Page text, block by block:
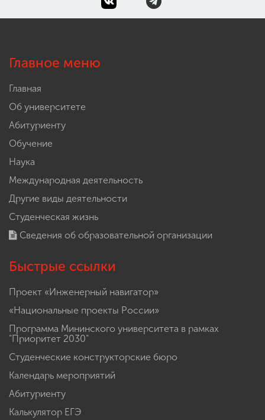
Главное меню
Главная
Об университете
Абитуриенту
Обучение
Наука
Международная деятельность
Другие виды деятельности
Студенческая жизнь
Сведения об образовательной организации
Быстрые ссылки
Проект «Инженерный навигатор»
«Национальные проекты России»
Программа Мининского университета в рамках
"Приоритет 2030"
Студенческие конструкторские бюро
Календарь мероприятий
Абитуриенту
Калькулятор ЕГЭ